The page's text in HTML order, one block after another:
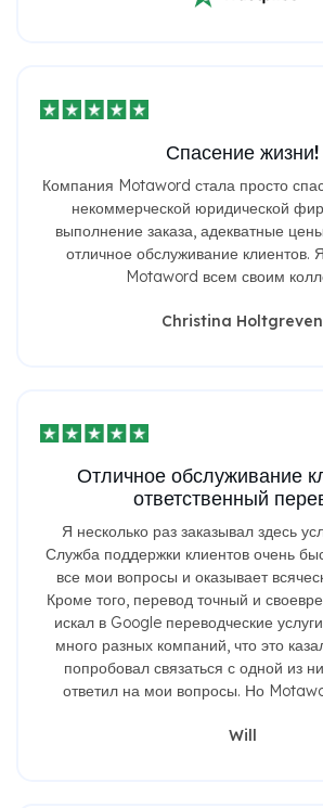
Спасение жизни!
Компания Motaword стала просто
некоммерческой юридической
выполнение заказа, адекватные
отличное обслуживание клиентов.
Motaword всем своим
Christina Holtgreven
Отличное обслуживание
ответственный
Я несколько раз заказывал здесь
Служба поддержки клиентов очень
все мои вопросы и оказывает
Кроме того, перевод точный и
искал в Google переводческие
много разных компаний, что это
попробовал связаться с одной из
ответил на мои вопросы. Но
Will